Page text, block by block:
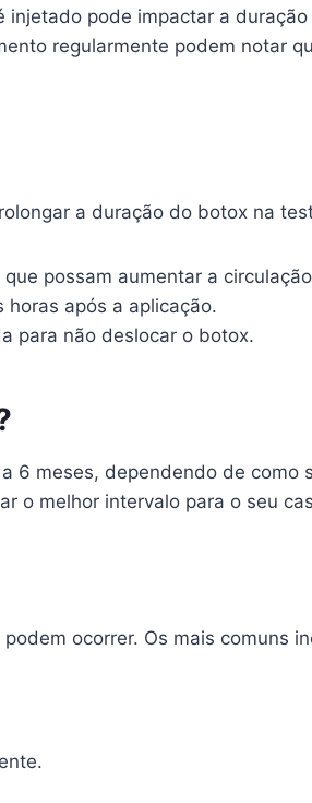
injetado pode impactar a
regularmente podem notar
a duração do botox na
possam aumentar a
após a aplicação.
para não deslocar o botox.
meses, dependendo de como
o melhor intervalo para o seu
ocorrer. Os mais comuns